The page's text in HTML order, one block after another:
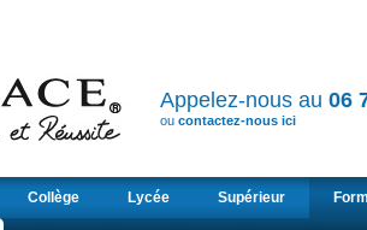
Appelez-nous au 06
ou contactez-nous ici
Collège Lycée Supérieur